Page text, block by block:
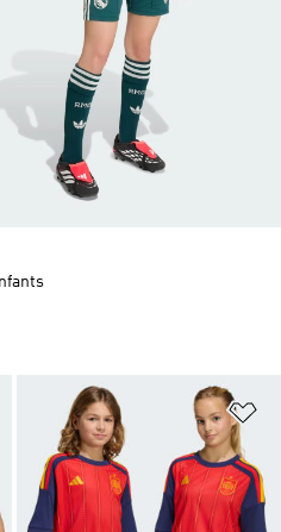
Ajouter à la Liste de produits